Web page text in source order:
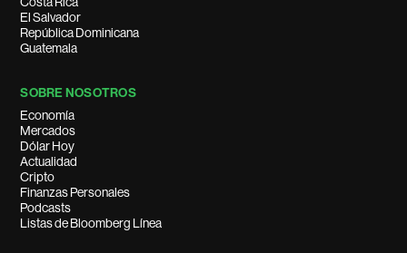
El Salvador
República Dominicana
Guatemala
SOBRE NOSOTROS
Economía
Mercados
Dólar Hoy
Actualidad
Cripto
Finanzas Personales
Podcasts
Listas de Bloomberg Línea